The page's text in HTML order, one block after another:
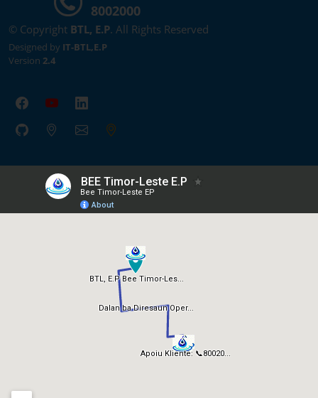
8002000
© Copyright BTL, E.P. All Rights Reserved
Designed by IT-BTL,E.P
Version 2.4